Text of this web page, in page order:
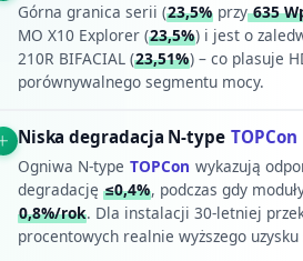
Górna granica serii (23,5%przy635
MO X10 Explorer (23,5%) i jest o
210R BIFACIAL (23,51%) – co plasuje
porównywalnego segmentu mocy.
Niska degradacja N-type TOPCon
Ogniwa N-type TOPCon wykazują
degradację ≤0,4%, podczas gdy
0,8%/rok. Dla instalacji 30-letniej
procentowych realnie wyższego